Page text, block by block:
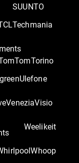
SUUNTO
Techmania
Torino
Ulefone
VeneziaVisio
Weelikeit
Whoop